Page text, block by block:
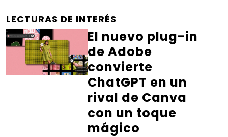
LECTURAS DE INTERÉS
El nuevo plug-in
de Adobe
convierte
ChatGPT en un
rival de Canva
con un toque
mágico